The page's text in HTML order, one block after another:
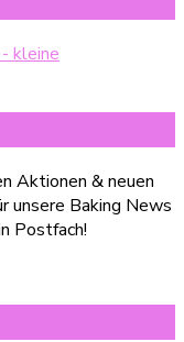
Aktionen & neuen
unsere Baking News
Postfach!